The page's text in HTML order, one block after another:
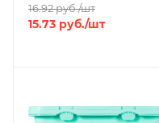
16.92руб./шт
15.73 руб./шт